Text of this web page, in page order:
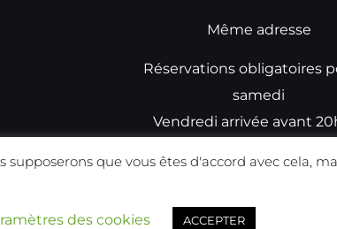
Même adresse
Réservations obligatoires
samedi
Vendredi arrivée avant
Réalisé par Prismatech
que vous êtes d'accord avec cela,
des cookies ACCEPTER